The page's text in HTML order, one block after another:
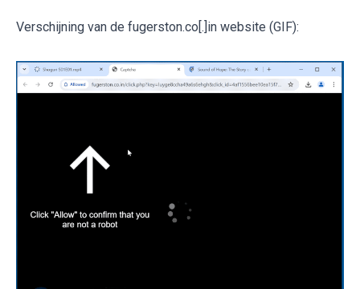
Verschijning van de fugerston.co[.]in website (GIF):